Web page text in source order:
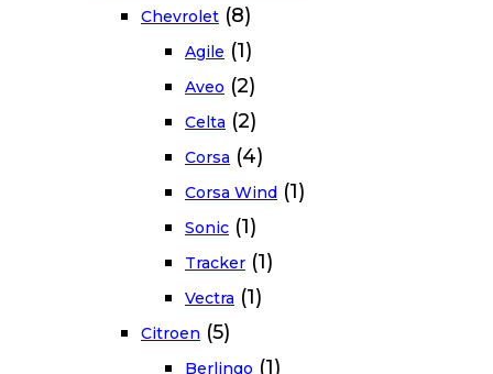
Chevrolet (8)
Agile (1)
Aveo (2)
Celta (2)
Corsa (4)
Corsa Wind (1)
Sonic (1)
Tracker (1)
Vectra (1)
Citroen (5)
Berlingo (1)